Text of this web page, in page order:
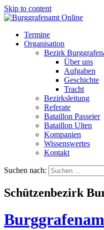
Skip to content
Termine
Organisation
Bezirk
Über uns
Aufgaben
Geschichte
Tracht
Bezirksleitung
Referate
Bataillon Passeier
Bataillon Ulten
Kompanien
Wissenswertes
Kontakt
Suchen nach:
Schützenbezirk